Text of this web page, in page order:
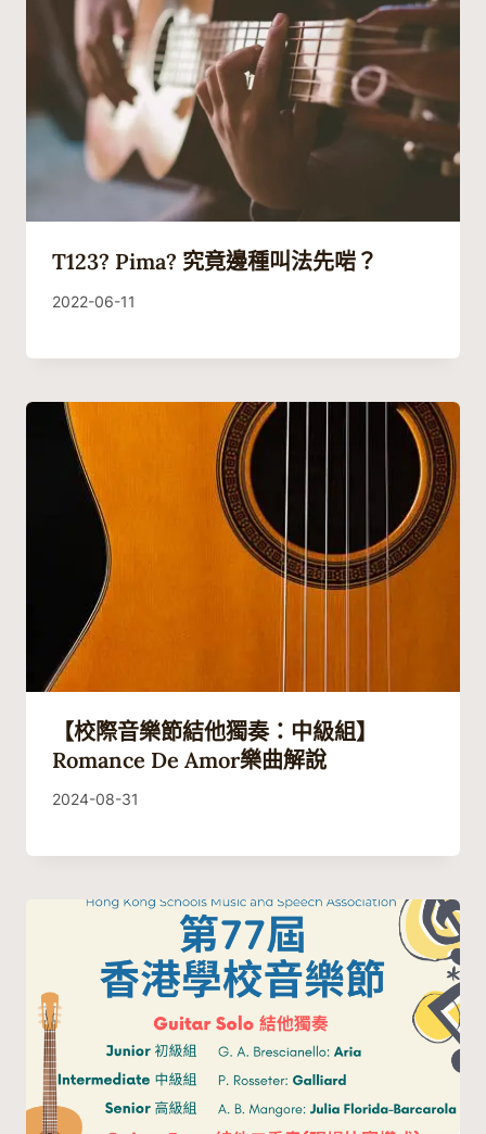
T123? Pima? 究竟邊種叫法先啱？
By
2022-06-11
【校際音樂節結他獨奏：中級組】
Romance De Amor樂曲解說
By
2024-08-31